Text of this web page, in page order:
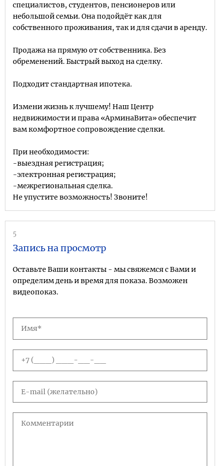
специалистов, студентов, пенсионеров или
небольшой семьи. Она подойдёт как для
собственного проживания, так и для сдачи в аренду.
Продажа на прямую от собственника. Без
обременений. Быстрый выход на сделку.
Подходит стандартная ипотека.
Измени жизнь к лучшему! Наш Центр
недвижимости и права «АрминаВита» обеспечит
вам комфортное сопровождение сделки.
При необходимости:
-выездная регистрация;
-электронная регистрация;
-межрегиональная сделка.
Не упустите возможность! Звоните!
5
Запись на просмотр
Оставьте Ваши контакты - мы свяжемся с Вами и
определим день и время для показа. Возможен
видеопоказ.